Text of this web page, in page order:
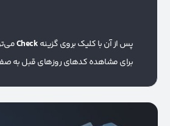
پس از آن با کلیک بروی گزینهCheckمی‌توانید
برای مشاهده کدهای روزهای قبل به